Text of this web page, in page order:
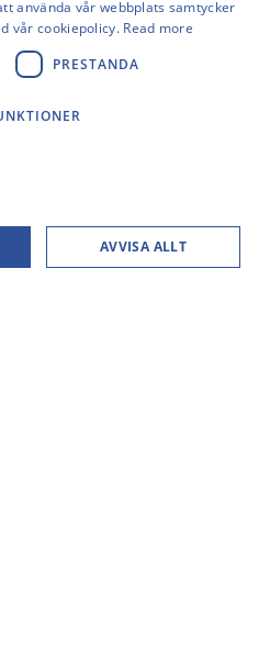
intresse?
GERMAN
använda vår webbplats samtycker
vår cookiepolicy. Read more
PRESTANDA
AVVISA ALLT